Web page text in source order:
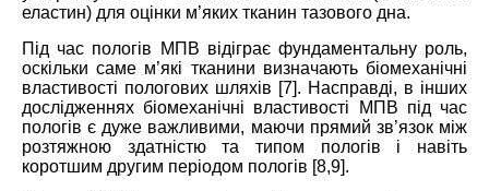
еластин) для оцінки м’яких тканин тазового дна.
Під час пологів МПВ відіграє фундаментальну роль,
оскільки саме м’які тканини визначають біомеханічні
властивості пологових шляхів [7]. Насправді, в інших
дослідженнях біомеханічні властивості МПВ під час
пологів є дуже важливими, маючи прямий зв’язок між
розтяжною здатністю та типом пологів і навіть
коротшим другим періодом пологів [8,9].